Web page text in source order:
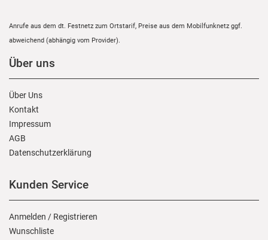
Anrufe aus dem dt. Festnetz zum Ortstarif, Preise aus dem Mobilfunknetz ggf.
abweichend (abhängig vom Provider).
Über uns
Über Uns
Kontakt
Impressum
AGB
Daten­schutz­erklärung
Kunden Service
Anmelden / Registrieren
Wunschliste